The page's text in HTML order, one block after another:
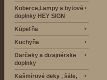
Koberce,Lampy a bytové
doplnky HEY SIGN
Kúpeľňa
Kuchyňa
Darčeky a dizajnérske
doplnky
Kašmírové deky , šále,